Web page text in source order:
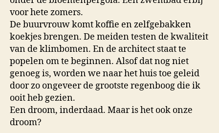
voor hete zomers.
De buurvrouw komt koffie en zelfgebakken
koekjes brengen. De meiden testen de kwaliteit
van de klimbomen. En de architect staat te
popelen om te beginnen. Alsof dat nog niet
genoeg is, worden we naar het huis toe geleid
door zo ongeveer de grootste regenboog die ik
ooit heb gezien.
Een droom, inderdaad. Maar is het ook onze
droom?